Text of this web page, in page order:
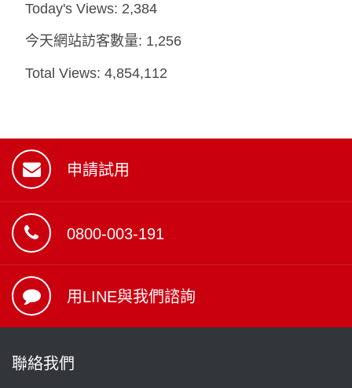
Today's Views: 2,384
今天網站訪客數量: 1,256
Total Views:4,854,112
申請試用
0800-003-191
用LINE與我們諮詢
聯絡我們